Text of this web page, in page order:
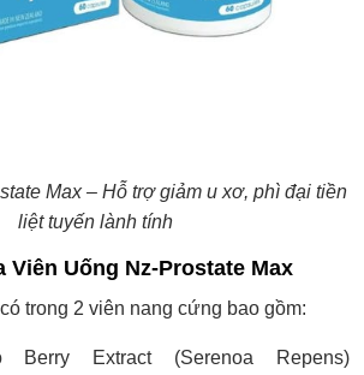
Max – Hỗ trợ giảm u xơ, phì đại tiền
liệt tuyến lành tính
Viên Uống Nz-Prostate Max
trong 2 viên nang cứng bao gồm:
Berry Extract (Serenoa Repens)